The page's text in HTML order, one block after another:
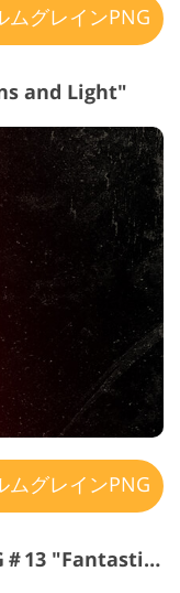
ムグレインPNG
and Light"
ムグレインPNG
フィルムグレインエフェクトPNG＃13 "Fantastic Colors"